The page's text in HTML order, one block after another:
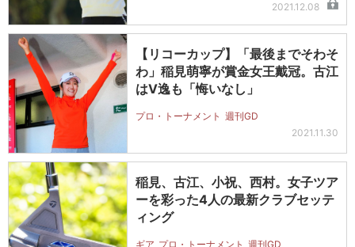
2021.12.08
【リコーカップ】「最後までそわそ
わ」稲見萌寧が賞金女王戴冠。古江
はV逸も「悔いなし」
プロ・トーナメント 週刊GD
2021.11.30
稲見、古江、小祝、西村。女子ツア
ーを彩った4人の最新クラブセッテ
ィング
ギア プロ・トーナメント 週刊GD